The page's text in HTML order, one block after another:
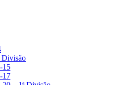
Divisão
15
17